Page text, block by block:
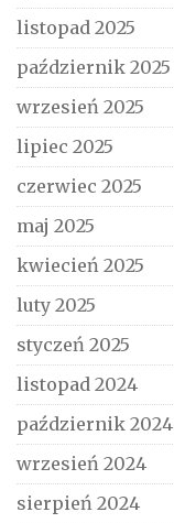
listopad 2025
październik 2025
wrzesień 2025
lipiec 2025
czerwiec 2025
maj 2025
kwiecień 2025
luty 2025
styczeń 2025
listopad 2024
październik 2024
wrzesień 2024
sierpień 2024